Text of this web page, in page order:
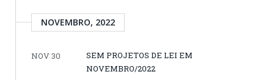
NOVEMBRO, 2022
NOV 30
SEM PROJETOS DE LEI EM
NOVEMBRO/2022